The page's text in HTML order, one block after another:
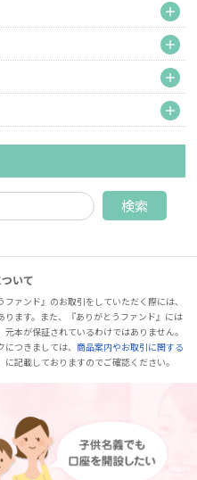
いて
ァンド』のお取引をしていただく際には、
ます。また、『ありがとうファンド』には
本が保証されているわけではありません。
につきましては、商品案内やお取引に関する
記載しておりますのでご確認ください。